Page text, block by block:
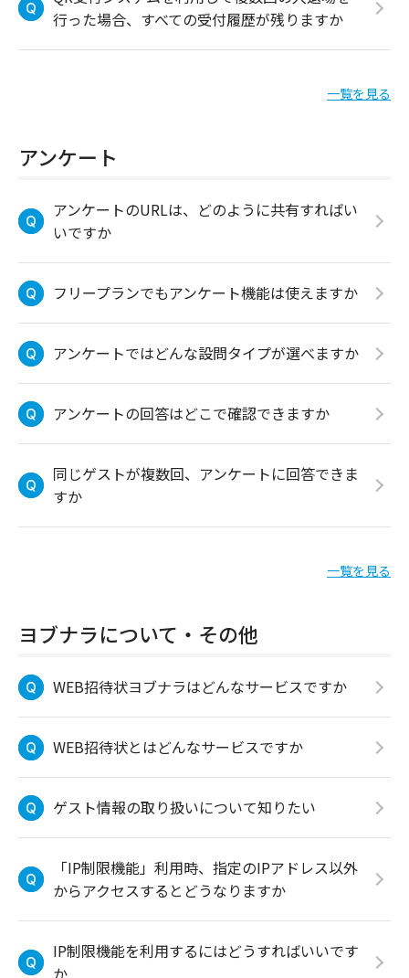
行った場合、すべての受付履歴が残りますか
一覧を見る
アンケート
アンケートのURLは、どのように共有すればい
いですか
フリープランでもアンケート機能は使えますか
アンケートではどんな設問タイプが選べますか
アンケートの回答はどこで確認できますか
同じゲストが複数回、アンケートに回答できま
すか
一覧を見る
ヨブナラについて・その他
WEB招待状ヨブナラはどんなサービスですか
WEB招待状とはどんなサービスですか
ゲスト情報の取り扱いについて知りたい
「IP制限機能」利用時、指定のIPアドレス以外
からアクセスするとどうなりますか
IP制限機能を利用するにはどうすればいいです
か